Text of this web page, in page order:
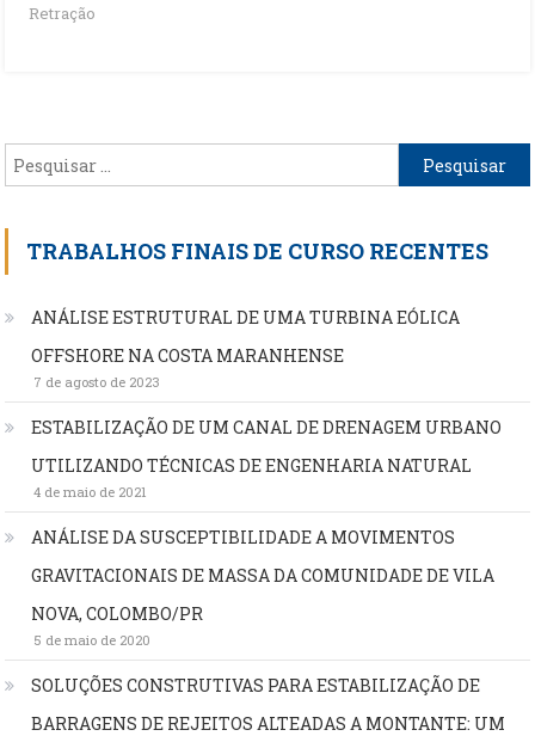
Retração
Pesquisar
por:
TRABALHOS FINAIS DE CURSO RECENTES
ANÁLISE ESTRUTURAL DE UMA TURBINA EÓLICA
OFFSHORE NA COSTA MARANHENSE
7 de agosto de 2023
ESTABILIZAÇÃO DE UM CANAL DE DRENAGEM URBANO
UTILIZANDO TÉCNICAS DE ENGENHARIA NATURAL
4 de maio de 2021
ANÁLISE DA SUSCEPTIBILIDADE A MOVIMENTOS
GRAVITACIONAIS DE MASSA DA COMUNIDADE DE VILA
NOVA, COLOMBO/PR
5 de maio de 2020
SOLUÇÕES CONSTRUTIVAS PARA ESTABILIZAÇÃO DE
BARRAGENS DE REJEITOS ALTEADAS A MONTANTE: UM